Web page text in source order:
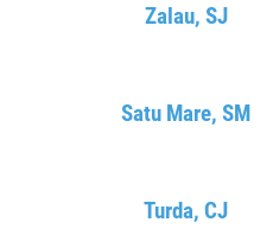
Zalau, SJ
Satu Mare, SM
Turda, CJ